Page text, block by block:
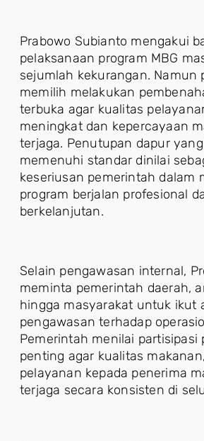
Prabowo Subianto mengakui
pelaksanaan program MBG
sejumlah kekurangan. Namun
memilih melakukan
terbuka agar kualitas
meningkat dan kepercayaan
terjaga. Penutupan dapur
memenuhi standar dinilai
keseriusan pemerintah dalam
program berjalan profesional
berkelanjutan.
Selain pengawasan internal,
meminta pemerintah daerah,
hingga masyarakat untuk ikut
pengawasan terhadap
Pemerintah menilai partisipasi
penting agar kualitas
pelayanan kepada penerima
terjaga secara konsisten di